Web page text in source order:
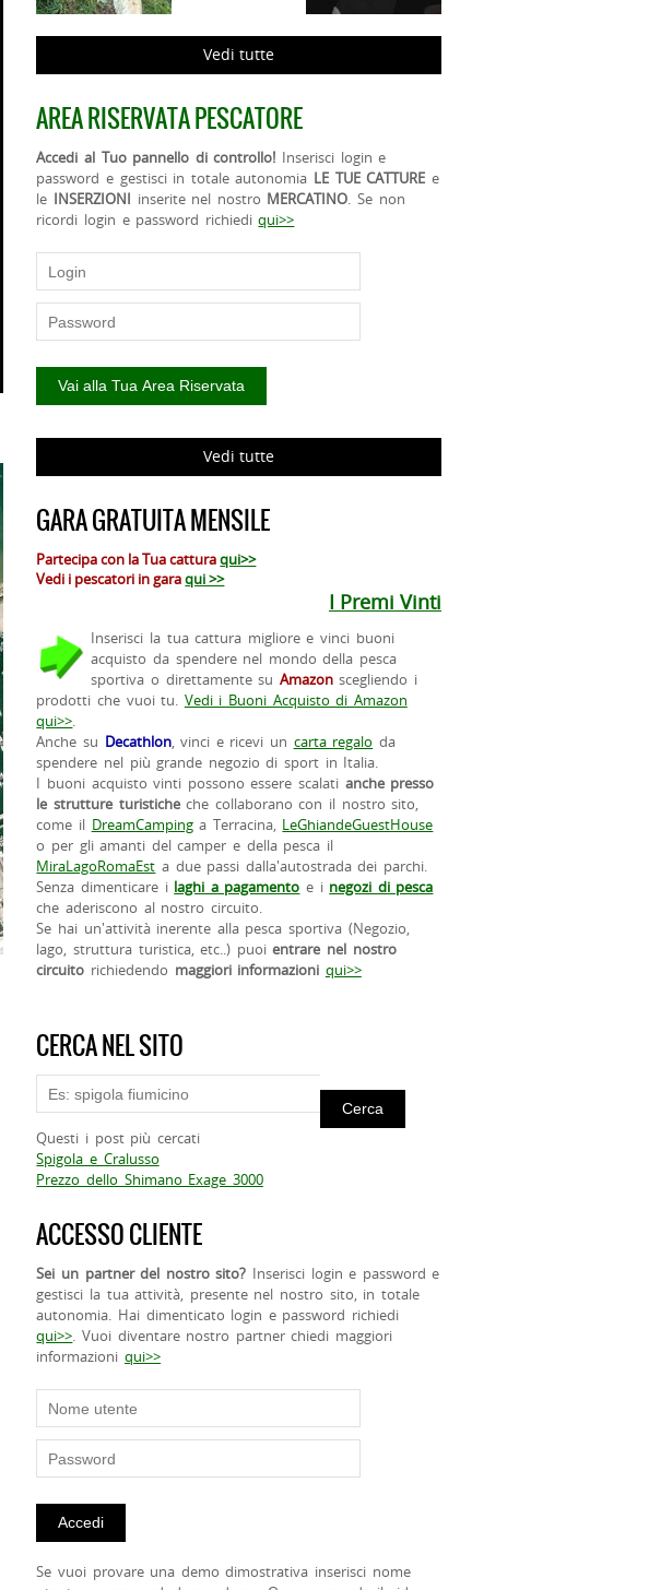
Vedi tutte
AREA RISERVATA PESCATORE
Accedi al Tuo pannello di controllo! Inserisci login e
password e gestisci in totale autonomia LE TUE CATTURE e
le INSERZIONI inserite nel nostro MERCATINO. Se non
ricordi login e password richiediqui>>
Vedi tutte
GARA GRATUITA MENSILE
Partecipa con la Tua catturaqui>>
Vedi i pescatori in garaqui >>
I Premi Vinti
Inserisci la tua cattura migliore e vinci buoni
acquisto da spendere nel mondo della pesca
sportiva o direttamente su Amazonscegliendo i
prodotti che vuoi tu. Vedi i Buoni Acquisto di Amazon
qui>>.
Anche su Decathlon, vinci e ricevi un carta regalo da
spendere nel più grande negozio di sport in Italia.
I buoni acquisto vinti possono essere scalati anche presso
le strutture turisticheche collaborano con il nostro sito,
come il DreamCampinga Terracina, LeGhiandeGuestHouse
o per gli amanti del camper e della pesca il
MiraLagoRomaEst a due passi dalla'autostrada dei parchi.
Senza dimenticare i laghi a pagamento e i negozi di pesca
che aderiscono al nostro circuito.
Se hai un'attività inerente alla pesca sportiva (Negozio,
lago, struttura turistica, etc..) puoientrare nel nostro
circuito richiedendo maggiori informazioni qui>>
CERCA NEL SITO
Questi i post più cercati
Spigola e Cralusso
Prezzo dello Shimano Exage 3000
ACCESSO CLIENTE
Sei un partner del nostro sito? Inserisci login e password e
gestisci la tua attività, presente nel nostro sito, in totale
autonomia. Hai dimenticato login e password richiedi
qui>>. Vuoi diventare nostro partner chiedi maggiori
informazioniqui>>
Se vuoi provare una demo dimostrativa inserisci nome